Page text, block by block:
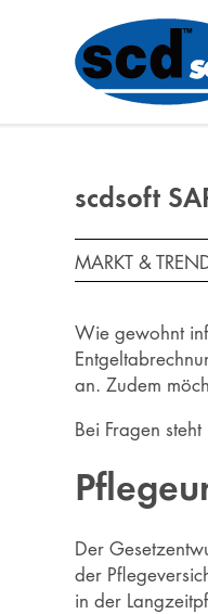
scdsoft
MARKT &
Wie gewohnt
an. Zudem
Bei Fragen
Der
der
in der